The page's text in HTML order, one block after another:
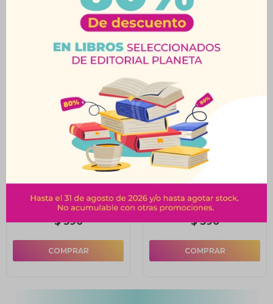
Productos que te pueden interesar
El Principito. ¿Dónde
Estás Zorro?
$ 590
Merelde Y Los
Lunares-
$ 590